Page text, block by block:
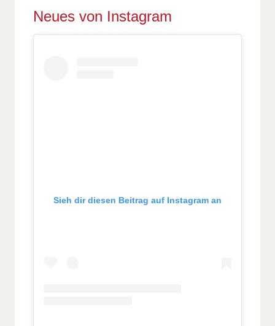
Neues von Instagram
Sieh dir diesen Beitrag auf Instagram an